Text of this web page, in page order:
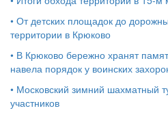
• От детских площадок до
территории в Крюково
• В Крюково бережно хранят
навела порядок у воинских
• Московский зимний шахматный
участников